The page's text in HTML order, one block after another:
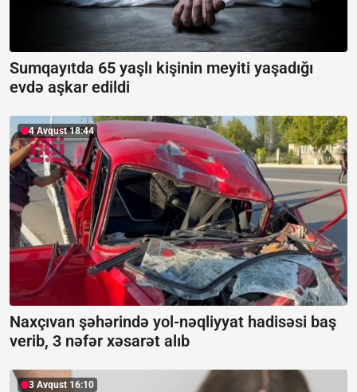
Sumqayıtda 65 yaşlı kişinin meyiti yaşadığı
evdə aşkar edildi
4 Avqust 18:44
Naxçıvan şəhərində yol-nəqliyyat hadisəsi baş
verib, 3 nəfər xəsarət alıb
3 Avqust 16:10